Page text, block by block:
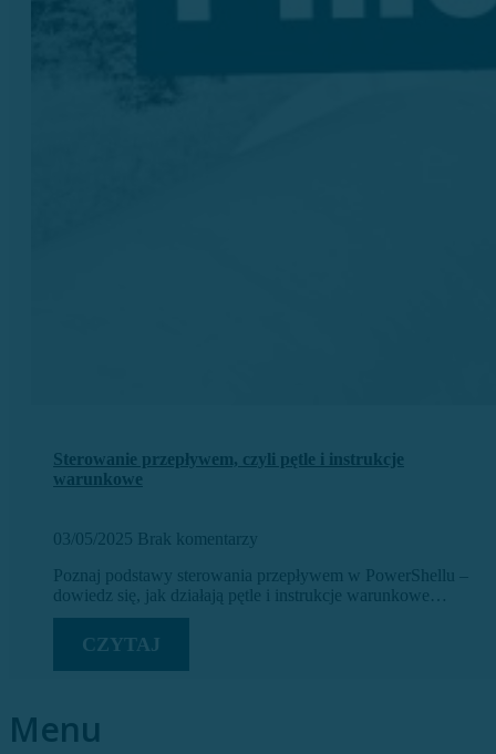
Sterowanie przepływem, czyli pętle i instrukcje
warunkowe
03/05/2025 Brak komentarzy
Poznaj podstawy sterowania przepływem w PowerShellu –
dowiedz się, jak działają pętle i instrukcje warunkowe…
CZYTAJ
Menu